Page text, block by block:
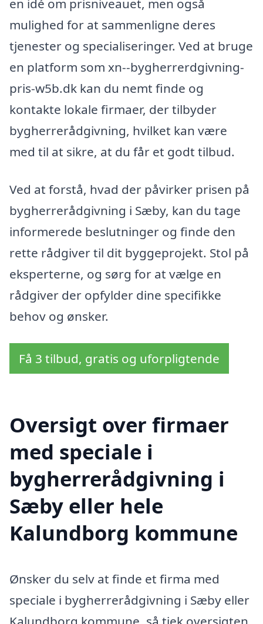
en idé om prisniveauet, men også
mulighed for at sammenligne deres
tjenester og specialiseringer. Ved at bruge
en platform som xn--bygherrerdgivning-
pris-w5b.dk kan du nemt finde og
kontakte lokale firmaer, der tilbyder
bygherrerådgivning, hvilket kan være
med til at sikre, at du får et godt tilbud.
Ved at forstå, hvad der påvirker prisen på
bygherrerådgivning i Sæby, kan du tage
informerede beslutninger og finde den
rette rådgiver til dit byggeprojekt. Stol på
eksperterne, og sørg for at vælge en
rådgiver der opfylder dine specifikke
behov og ønsker.
Få 3 tilbud, gratis og uforpligtende
Oversigt over firmaer
med speciale i
bygherrerådgivning i
Sæby eller hele
Kalundborg kommune
Ønsker du selv at finde et firma med
speciale i bygherrerådgivning i Sæby eller